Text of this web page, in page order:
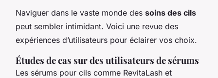
Naviguer dans le vaste monde des soins des cils
peut sembler intimidant. Voici une revue des
expériences d’utilisateurs pour éclairer vos choix.
Études de cas sur des utilisateurs de sérums
Les sérums pour cils comme RevitaLash et